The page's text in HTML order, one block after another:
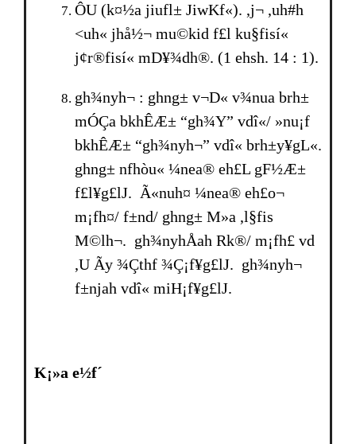
ÔU (k¤½a jiufl± JiwKf«). ,j¬ ,uh#h
<uh« jhå½¬ mu©kid f£l ku§fisí«
j¢r®fisí« mD¥¾dh®. (1 ehsh. 14 : 1).
gh¾nyh¬ : ghng± v¬D« v¾nua brh±
mÓÇa bkhÊÆ± “gh¾Y” vdî«/ »nu¡f
bkhÊÆ± “gh¾nyh¬” vdî« brh±y¥gL«.
ghng± nfhòu« ¼nea® eh£L gF½Æ±
f£l¥g£lJ. Ã«nuh¤ ¼nea® eh£o¬
m¡fh¤/ f±nd/ ghng± M»a ,l§fis
M©lh¬. gh¾nyhÅah Rk®/ m¡fh£ vd
,U Ãy ¾Çthf ¾Ç¡f¥g£lJ. gh¾nyh¬
f±njah vdî« miH¡f¥g£lJ.
K¡»a e½f´